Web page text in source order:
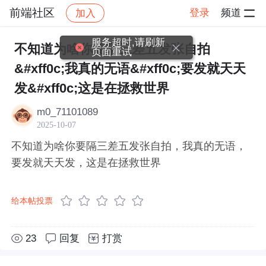
前端社区 加入 登录 频道
社区 前端社区 感慨 帖子详情
不知道为啥你要隔三差五发张自拍
&#xff0c;我真的无语&#xff0c;要发就天天
发&#xff0c;这是在拯救世界
m0_71101089
2025-10-07
不知道为啥你要隔三差五发张自拍，我真的无语，
要发就天天发，这是在拯救世界
给本帖投票
23 回复 打赏
服务超时,请刷新
页面重试